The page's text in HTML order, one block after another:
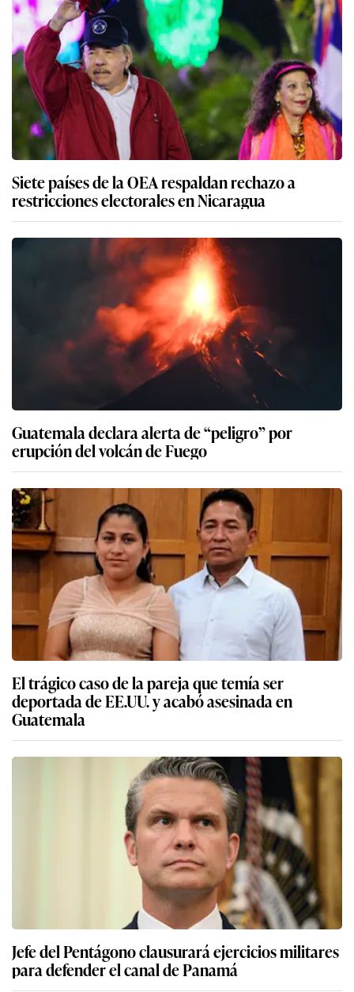
Siete países de la OEA respaldan rechazo a
restricciones electorales en Nicaragua
Guatemala declara alerta de “peligro” por
erupción del volcán de Fuego
El trágico caso de la pareja que temía ser
deportada de EE.UU. y acabó asesinada en
Guatemala
Jefe del Pentágono clausurará ejercicios militares
para defender el canal de Panamá